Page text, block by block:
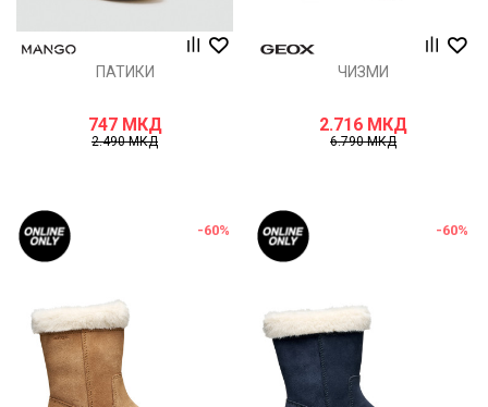
ПАТИКИ
747 МКД
2.490МКД
ЧИЗМИ
2.716 МКД
6.790МКД
-60% -60%